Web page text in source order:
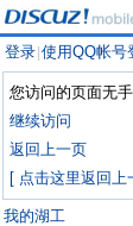
登录 使用QQ帐号
您访问的页面无
继续访问
返回上一页
[ 点击这里返回上
我的湖工